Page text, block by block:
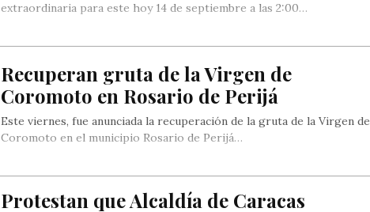
extraordinaria para este hoy 14 de septiembre a las 2:00…
Recuperan gruta de la Virgen de
Coromoto en Rosario de Perijá
Este viernes, fue anunciada la recuperación de la gruta de la Virgen de
Coromoto en el municipio Rosario de Perijá…
Protestan que Alcaldía de Caracas